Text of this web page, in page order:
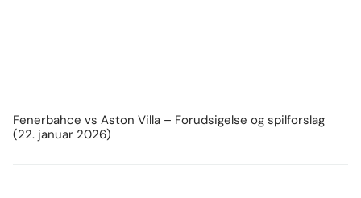
Fenerbahce vs Aston Villa – Forudsigelse og spilforslag
(22. januar 2026)